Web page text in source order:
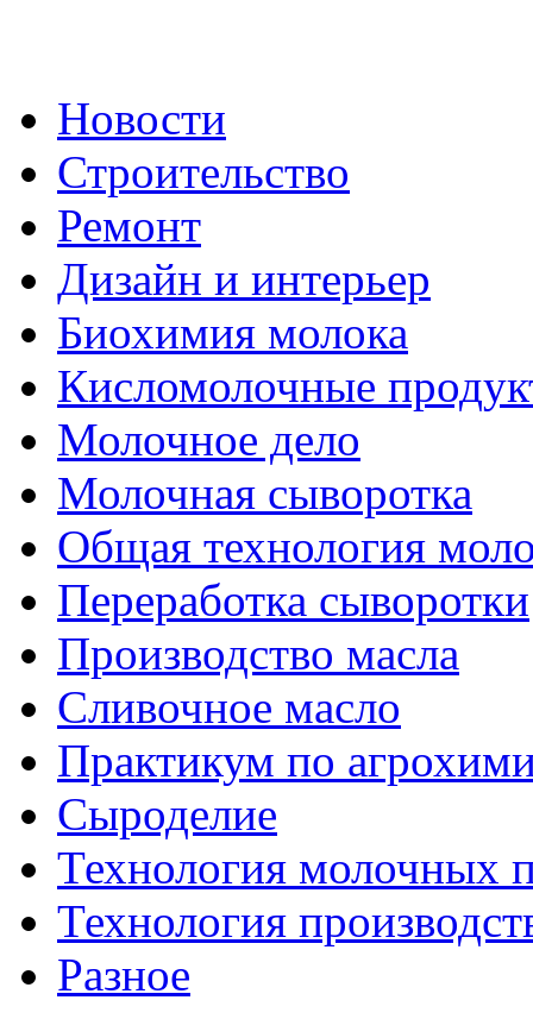
Новости
Строительство
Ремонт
Дизайн и интерьер
Биохимия молока
Кисломолочные
Молочное дело
Молочная сыворотка
Общая технология
Переработка сыворотки
Производство масла
Сливочное масло
Практикум по
Сыроделие
Технология молочных
Технология
Разное